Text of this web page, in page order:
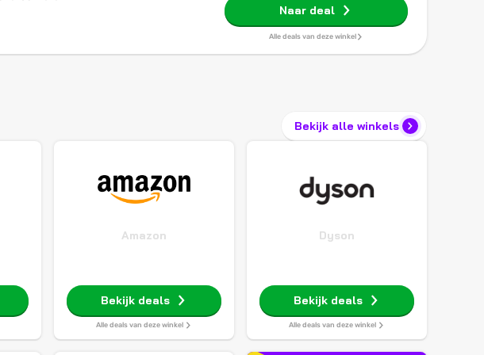
Naar deal
Alle deals van deze winkel
Bekijk alle winkels
Amazon
Bekijk deals
Alle deals van deze winkel
Dyson
Bekijk deals
Alle deals van deze winkel